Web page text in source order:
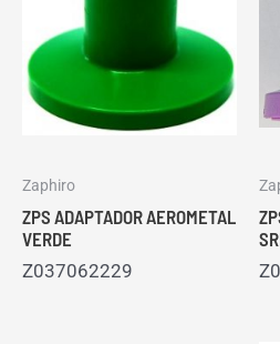
Zaphiro
ZPS ADAPTADOR AEROMETAL
VERDE
Z037062229